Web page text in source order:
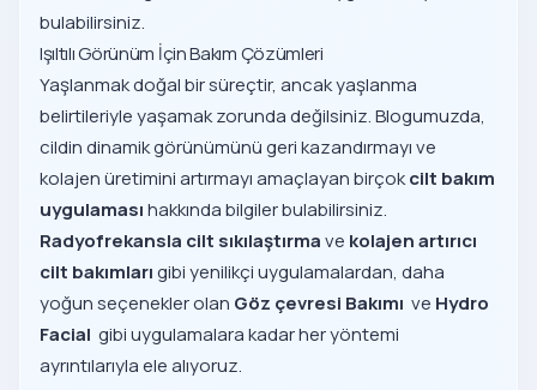
bulabilirsiniz.
Işıltılı Görünüm İçin Bakım Çözümleri
Yaşlanmak doğal bir süreçtir, ancak yaşlanma
belirtileriyle yaşamak zorunda değilsiniz. Blogumuzda,
cildin dinamik görünümünü geri kazandırmayı ve
kolajen üretimini artırmayı amaçlayan birçokcilt bakım
uygulamasıhakkında bilgiler bulabilirsiniz.
Radyofrekansla cilt sıkılaştırmave kolajen artırıcı
cilt bakımlarıgibi yenilikçi uygulamalardan, daha
yoğun seçenekler olan Göz çevresi Bakımı ve Hydro
Facial gibi uygulamalara kadar her yöntemi
ayrıntılarıyla ele alıyoruz.